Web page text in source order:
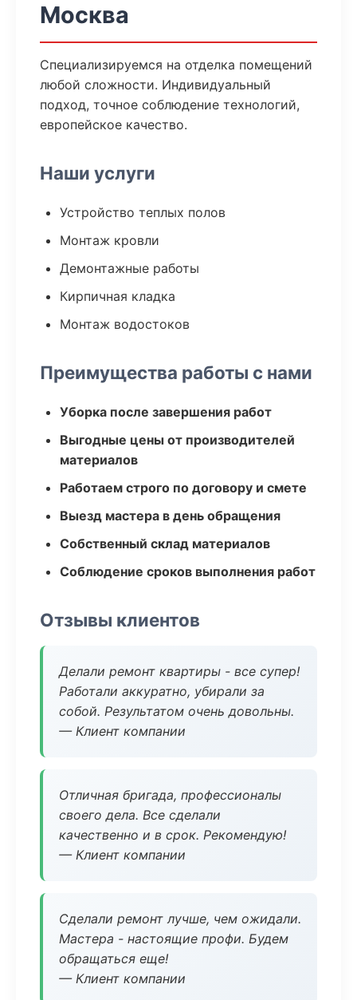
Москва
Специализируемся на отделка помещений
любой сложности. Индивидуальный
подход, точное соблюдение технологий,
европейское качество.
Наши услуги
Устройство теплых полов
Монтаж кровли
Демонтажные работы
Кирпичная кладка
Монтаж водостоков
Преимущества работы с нами
Уборка после завершения работ
Выгодные цены от производителей
материалов
Работаем строго по договору и смете
Выезд мастера в день обращения
Собственный склад материалов
Соблюдение сроков выполнения работ
Отзывы клиентов
Делали ремонт квартиры - все супер!
Работали аккуратно, убирали за
собой. Результатом очень довольны.
— Клиент компании
Отличная бригада, профессионалы
своего дела. Все сделали
качественно и в срок. Рекомендую!
— Клиент компании
Сделали ремонт лучше, чем ожидали.
Мастера - настоящие профи. Будем
обращаться еще!
— Клиент компании